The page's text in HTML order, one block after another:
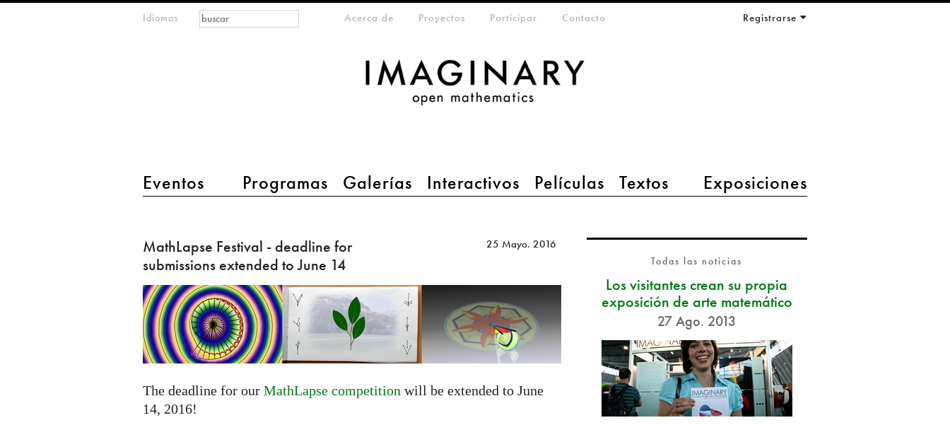
Idiomas
main menu 2
Eventos Programas Galerías Interactivos Películas Textos Exposiciones
meta-menuAcerca de Proyectos Participar Contacto Registrarse
Formulario de
búsqueda
Buscar
Festival
-
deadline
for
submissions
extended
to
14
MathLapse Festival - deadline for
submissions extended to June 14
25 Mayo. 2016
The deadline for our MathLapse competition will be extended to June
14, 2016!
Todas las noticias
Los visitantes crean su propia
exposición de arte matemático
27 Ago. 2013